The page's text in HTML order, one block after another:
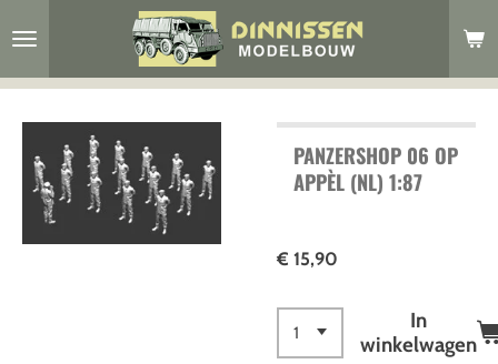
direct
naar
hoofdinhoud
PANZERSHOP 06 OP
APPÈL (NL) 1:87
€ 15,90
In
winkelwagen